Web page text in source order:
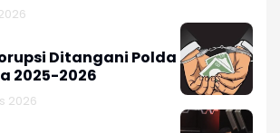
Ditangani Polda
2025-2026
2026